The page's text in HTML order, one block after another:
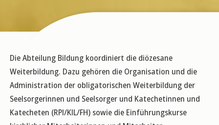
Die Abteilung Bildung koordiniert die diözesane
Weiterbildung. Dazu gehören die Organisation und die
Administration der obligatorischen Weiterbildung der
Seelsorgerinnen und Seelsorger und Katechetinnen und
Katecheten (RPI/KIL/FH) sowie die Einführungskurse